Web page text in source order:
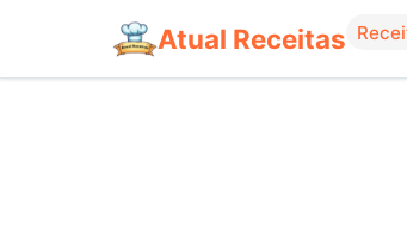
Atual Receitas